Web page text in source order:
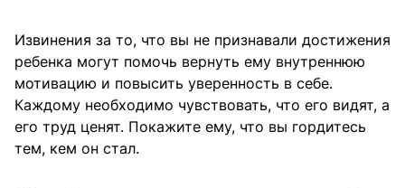
Извинения за то, что вы не признавали достижения
ребенка могут помочь вернуть ему внутреннюю
мотивацию и повысить уверенность в себе.
Каждому необходимо чувствовать, что его видят, а
его труд ценят. Покажите ему, что вы гордитесь
тем, кем он стал.